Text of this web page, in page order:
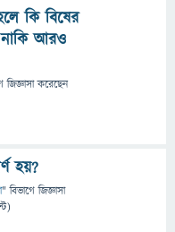
কি বিষের
নাকি আরও
জিজ্ঞাসাকরেছেন
হয়?
" বিভাগে জিজ্ঞাসা